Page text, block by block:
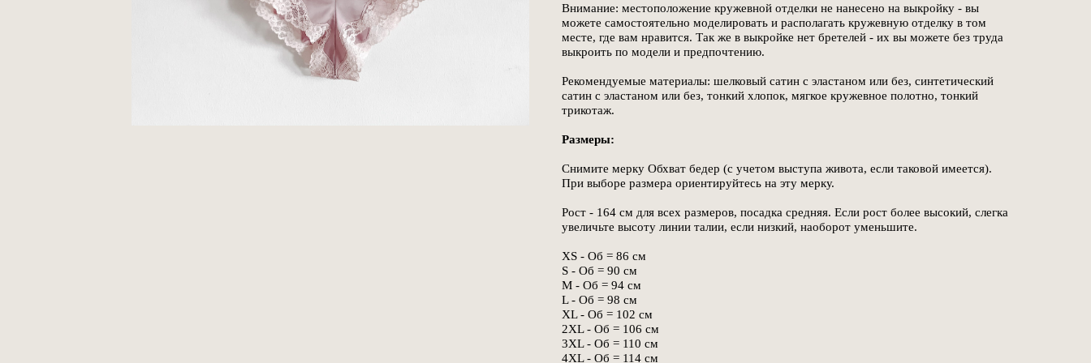
Внимание: местоположение кружевной отделки не нанесено на выкройку - вы
можете самостоятельно моделировать и располагать кружевную отделку в том
месте, где вам нравится. Так же в выкройке нет бретелей - их вы можете без труда
выкроить по модели и предпочтению.
Рекомендуемые материалы: шелковый сатин с эластаном или без, синтетический
сатин с эластаном или без, тонкий хлопок, мягкое кружевное полотно, тонкий
трикотаж.
Размеры:
Снимите мерку Обхват бедер (с учетом выступа живота, если таковой имеется).
При выборе размера ориентируйтесь на эту мерку.
Рост - 164 см для всех размеров, посадка средняя. Если рост более высокий, слегка
увеличьте высоту линии талии, если низкий, наоборот уменьшите.
XS - Об = 86 см
S - Об = 90 см
M - Об = 94 см
L - Об = 98 см
XL - Об = 102 см
2XL - Об = 106 см
3XL - Об = 110 см
4XL - Об = 114 см